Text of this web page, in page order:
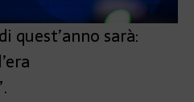
quest’anno sarà: